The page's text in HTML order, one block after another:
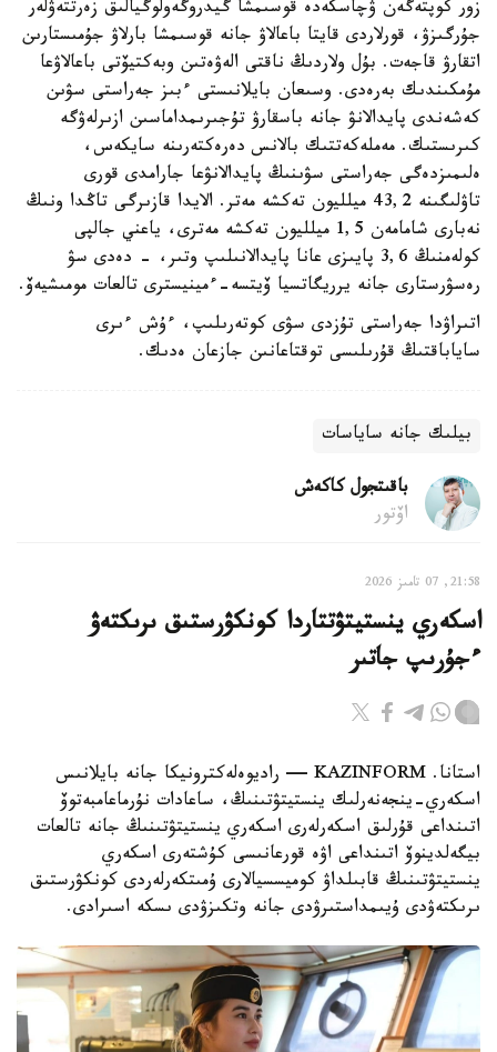
زور كوپتەگەن ۋچاسكەدە قوسىمشا گيدروگەولوگيالىق زەرتتەۋلەر
جۇرگىزۋ، قورلاردى قايتا باعالاۋ جانە قوسىمشا بارلاۋ جۇمىستارىن
اتقارۋ قاجەت. بۇل ولاردىڭ ناقتى الەۋەتىن وبەكتيۆتى باعالاۋعا
مۇمكىندىك بەرەدى. وسىعان بايلانىستى ءبىز جەراستى سۋىن
كەشەندى پايدالانۋ جانە باسقارۋ تۇجىرىمداماسىن ازىرلەۋگە
كىرىستىك. مەملەكەتتىك بالانس دەرەكتەرىنە سايكەس،
ەلىمىزدەگى جەراستى سۋىنىڭ پايدالانۋعا جارامدى قورى
تاۋلىگىنە 43,2 ميلليون تەكشە مەتر. الايدا قازىرگى تاڭدا ونىڭ
نەبارى شامامەن 1,5 ميلليون تەكشە مەترى، ياعني جالپى
كولەمنىڭ 3,6 پايىزى عانا پايدالانىلىپ وتىر، - دەدى سۋ
رەسۋرستارى جانە يرريگاتسيا ۆيتسە-ءمينيسترى تالعات مومىشيەۆ.
اتىراۋدا جەراستى تۇزدى سۋى كوتەرىلىپ، ءۇش ءىرى
ساياباقتىڭ قۇرىلىسى توقتاعانىن جازعان ەدىك.
بيلىك جانە ساياسات
باقىتجول كاكەش
اۆتور
21:58, 07 تامىز 2026
اسكەري ينستيتۋتتاردا كونكۋرستىق ىرىكتەۋ
ءجۇرىپ جاتىر
استانا. KAZINFORM — راديوەلەكترونيكا جانە بايلانىس
اسكەري-ينجەنەرلىك ينستيتۋتىنىڭ، ساعادات نۇرماعامبەتوۆ
اتىنداعى قۇرلىق اسكەرلەرى اسكەري ينستيتۋتىنىڭ جانە تالعات
بيگەلدينوۆ اتىنداعى اۋە قورعانىسى كۇشتەرى اسكەري
ينستيتۋتىنىڭ قابىلداۋ كوميسسيالارى ۇمىتكەرلەردى كونكۋرستىق
ىرىكتەۋدى ۇيىمداستىرۋدى جانە وتكىزۋدى ىسكە اسىرادى.